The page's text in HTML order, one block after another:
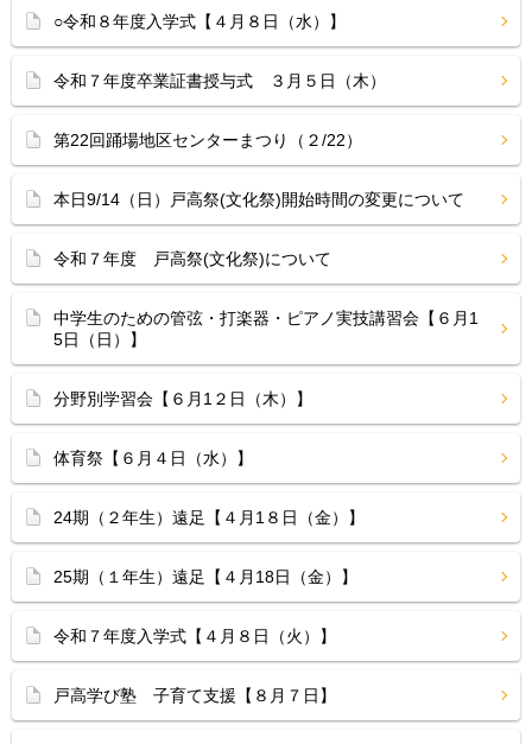
○令和８年度入学式【４月８日（水）】
令和７年度卒業証書授与式 ３月５日（木）
第22回踊場地区センターまつり（２/22）
本日9/14（日）戸高祭(文化祭)開始時間の変更について
令和７年度 戸高祭(文化祭)について
中学生のための管弦・打楽器・ピアノ実技講習会【６月1
5日（日）】
分野別学習会【６月1２日（木）】
体育祭【６月４日（水）】
24期（２年生）遠足【４月1８日（金）】
25期（１年生）遠足【４月18日（金）】
令和７年度入学式【４月８日（火）】
戸高学び塾 子育て支援【８月７日】